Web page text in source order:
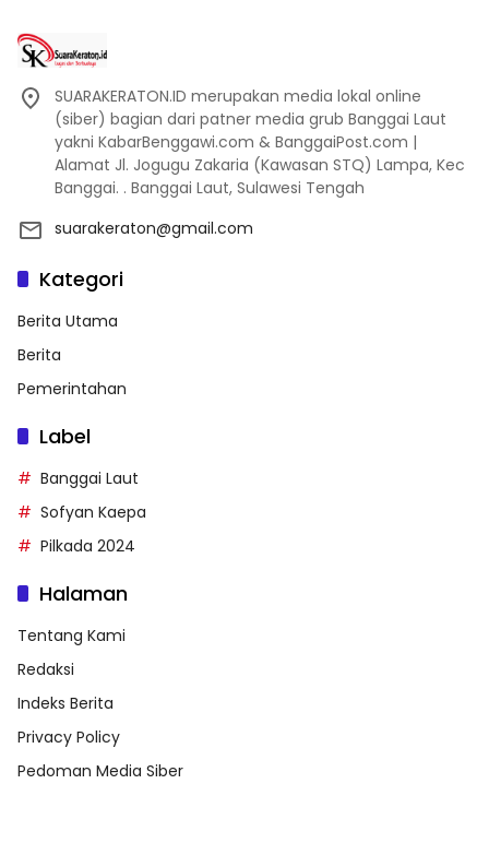
SUARAKERATON.ID merupakan media lokal online
(siber) bagian dari patner media grub Banggai Laut
yakni KabarBenggawi.com & BanggaiPost.com |
Alamat Jl. Jogugu Zakaria (Kawasan STQ) Lampa, Kec
Banggai. . Banggai Laut, Sulawesi Tengah
suarakeraton@gmail.com
Kategori
Berita Utama
Berita
Pemerintahan
Label
Banggai Laut
Sofyan Kaepa
Pilkada 2024
Halaman
Tentang Kami
Redaksi
Indeks Berita
Privacy Policy
Pedoman Media Siber